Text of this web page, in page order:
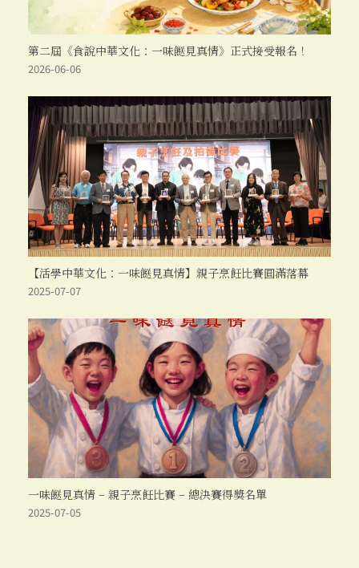
第二屆《食說中華文化：一味餸見真情》正式接受報名！
2026-06-06
【活學中華文化：一味餸見真情】親子烹飪比賽圓滿落幕
2025-07-07
一味餸見真情 – 親子烹飪比賽 – 總決賽得獎名單
2025-07-05